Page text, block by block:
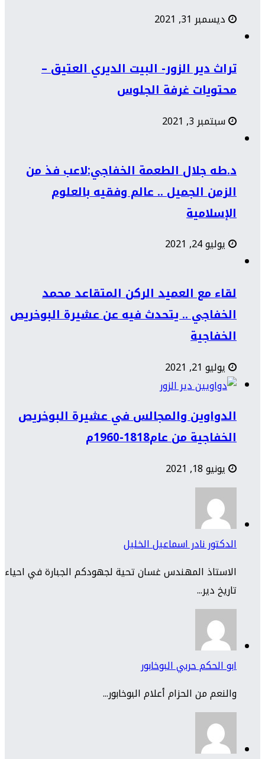
ديسمبر 31, 2021
تراث دير الزور- البيت الديري العتيق –
محتويات غرفة الجلوس
سبتمبر 3, 2021
د.طه جلال الطعمة الخفاجي:لاعب فذ من
الزمن الجميل .. عالم وفقيه بالعلوم
الإسلامية
يوليو 24, 2021
لقاء مع العميد الركن المتقاعد محمد
الخفاجي .. يتحدث فيه عن عشيرة البوخريص
الخفاجية
يوليو 21, 2021
الدواوين والمجالس في عشيرة البوخريص
الخفاجية من عام1818-1960م
يونيو 18, 2021
الدكتور نادر اسماعيل الخليل
الاستاذ المهندس غسان تحية لجهودكم الجبارة في احياء
تاريخ دير...
ابو الحكم حربي البوخابور
والنعم من الحزام أعلام البوخابور...